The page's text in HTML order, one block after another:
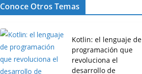
Conoce Otros Temas
Kotlin: el lenguaje de
programación que
revoluciona el
desarrollo de